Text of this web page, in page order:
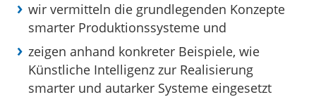
wir vermitteln die grundlegenden Konzepte
smarter Produktionssysteme und
zeigen anhand konkreter Beispiele, wie
Künstliche Intelligenz zur Realisierung
smarter und autarker Systeme eingesetzt